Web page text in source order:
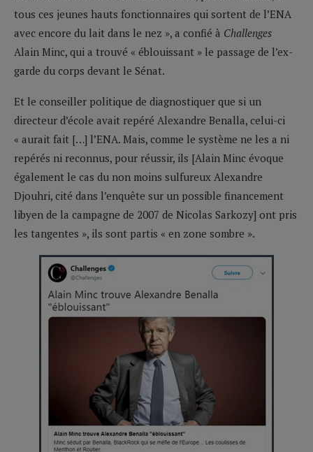
tous ces jeunes hauts fonctionnaires qui sortent de l’ENA
avec encore du lait dans le nez », a confié à Challenges
Alain Minc, qui a trouvé « éblouissant » le passage de l’ex-
garde du corps devant le Sénat.
Et le conseiller politique de diagnostiquer que si un
directeur d’école avait repéré Alexandre Benalla, celui-ci
« aurait fait […] l’ENA. Mais, comme le système ne les a ni
repérés ni reconnus, pour réussir, ils [Alain Minc évoque
également le cas du non moins sulfureux Alexandre
Djouhri, cité dans l’enquête sur un possible financement
libyen de la campagne de 2007 de Nicolas Sarkozy] ont pris
les tangentes », ils sont partis « en zone sombre ».